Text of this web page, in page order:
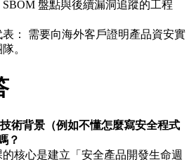
盤點與後續漏洞追蹤的工程
： 需要向海外客戶證明產品資安實
。
術背景（例如不懂怎麼寫安全程式
？
核心是建立「安全產品開發生命週